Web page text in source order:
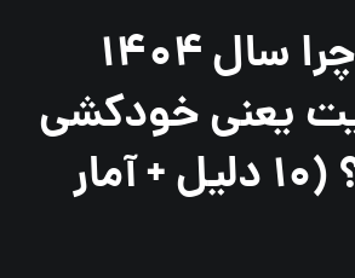
بخش ۲: چرا سال ۱۴۰۴
یعنی خودکشی
دیجیتال؟ (۱۰ دلیل + آمار